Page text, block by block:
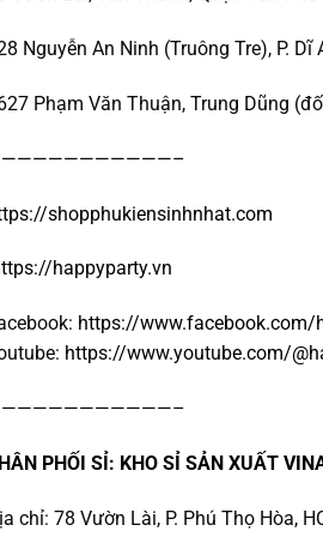
Nguyễn An Ninh (Truông Tre), P.
Phạm Văn Thuận, Trung Dũng
shopphukiensinhnhat.com
happyparty.vn
https://www.facebook.com/
https://www.youtube.com/
PHỐI SỈ: KHO SỈ SẢN XUẤT
chỉ: 78 Vườn Lài, P. Phú Thọ Hòa,